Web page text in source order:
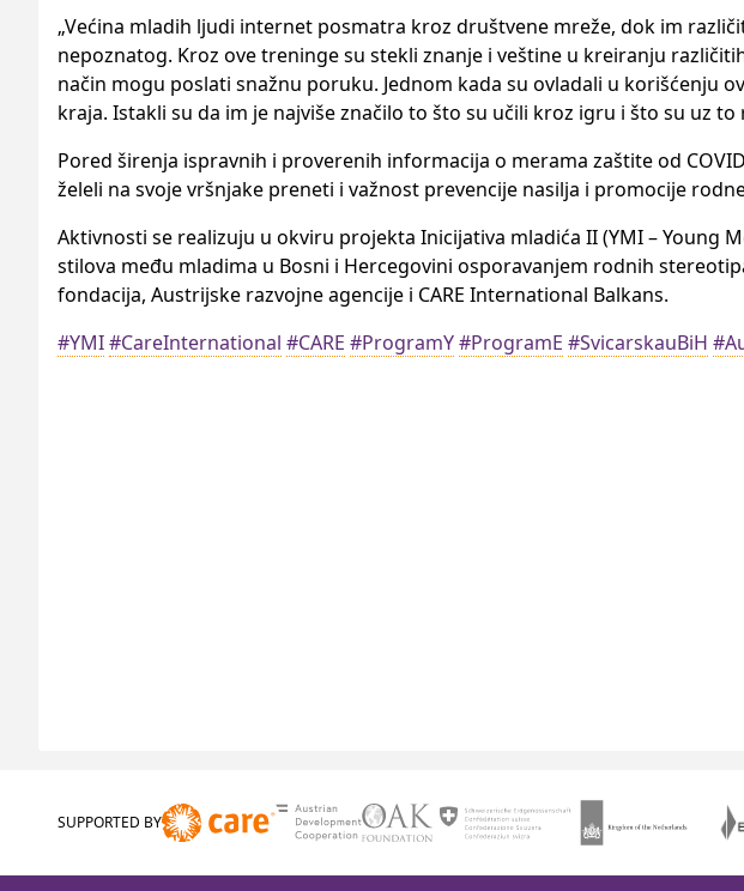
„Većina mladih ljudi internet posmatra kroz društvene mreže, dok im
nepoznatog. Kroz ove treninge su stekli znanje i veštine u kreiranju
način mogu poslati snažnu poruku. Jednom kada su ovladali u korišćenju
kraja. Istakli su da im je najviše značilo to što su učili kroz igru i što su uz
Pored širenja ispravnih i proverenih informacija o merama zaštite od
želeli na svoje vršnjake preneti i važnost prevencije nasilja i promocije
Aktivnosti se realizuju u okviru projekta Inicijativa mladića II (YMI – Young
stilova među mladima u Bosni i Hercegovini osporavanjem rodnih
fondacija, Austrijske razvojne agencije i CARE International Balkans.
#YMI#CareInternational #CARE #ProgramY#ProgramE #SvicarskauBiH
SUPPORTED BY